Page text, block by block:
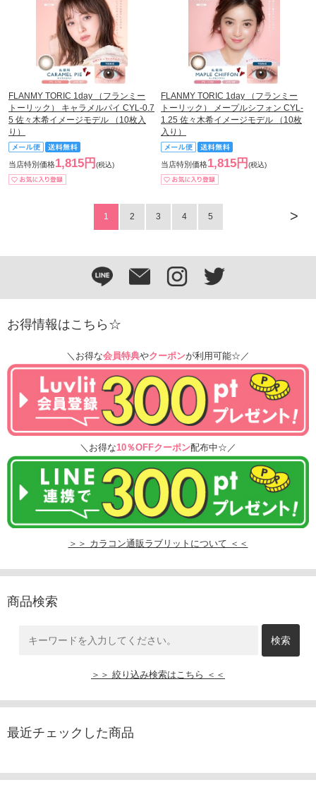
FLANMY TORIC 1day （フランミー
トーリック） キャラメルパイ CYL-0.7
5 佐々木希イメージモデル （10枚入
り）
当店特別価格1,815円 (税込)
FLANMY TORIC 1day （フランミー
トーリック） メープルシフォン CYL-
1.25 佐々木希イメージモデル （10枚
入り）
当店特別価格1,815円 (税込)
>
1 2 3 4 5
お得情報はこちら☆
＼お得な会員特典やクーポンが利用可能☆／
＼お得な10％OFFクーポン配布中☆／
＞＞ カラコン通販ラブリットについて ＜＜
商品検索
＞＞ 絞り込み検索はこちら ＜＜
最近チェックした商品